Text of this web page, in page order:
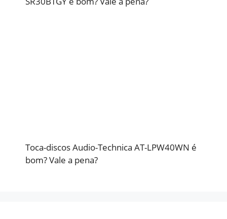
Toca-discos Audio-Technica AT-LPW40WN é
bom? Vale a pena?